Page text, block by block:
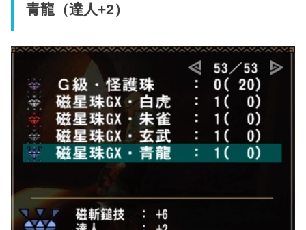
青龍（達人+2）